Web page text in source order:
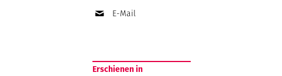
E-Mail
Erschienen in